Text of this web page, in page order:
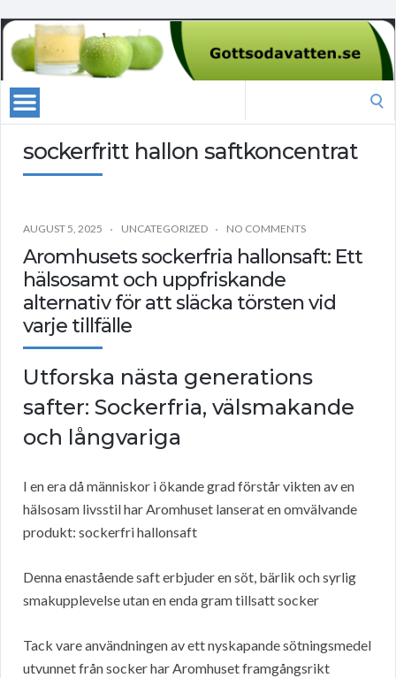
sockerfritt hallon saftkoncentrat
AUGUST 5, 2025 UNCATEGORIZED NO COMMENTS
Aromhusets sockerfria hallonsaft: Ett
hälsosamt och uppfriskande
alternativ för att släcka törsten vid
varje tillfälle
Utforska nästa generations
safter: Sockerfria, välsmakande
och långvariga
I en era då människor i ökande grad förstår vikten av en
hälsosam livsstil har Aromhuset lanserat en omvälvande
produkt: sockerfri hallonsaft
Denna enastående saft erbjuder en söt, bärlik och syrlig
smakupplevelse utan en enda gram tillsatt socker
Tack vare användningen av ett nyskapande sötningsmedel
utvunnet från socker har Aromhuset framgångsrikt